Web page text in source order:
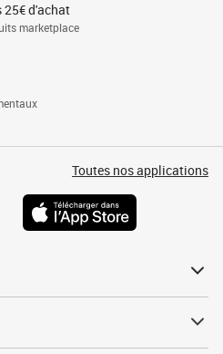
25€ d'achat
marketplace
Toutes nos applications